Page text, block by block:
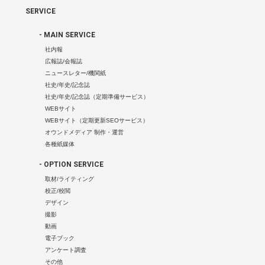
SERVICE
- MAIN SERVICE
社内報
広報誌/会報誌
ニュースレター/機関紙
社史/年史/記念誌
社史/年史/記念誌（定期準備サービス）
WEBサイト
WEBサイト（定期更新SEOサービス）
オウンドメディア 制作・運営
各種紙媒体
- OPTION SERVICE
取材/ライティング
校正/校閲
デザイン
撮影
動画
電子ブック
アンケート調査
その他